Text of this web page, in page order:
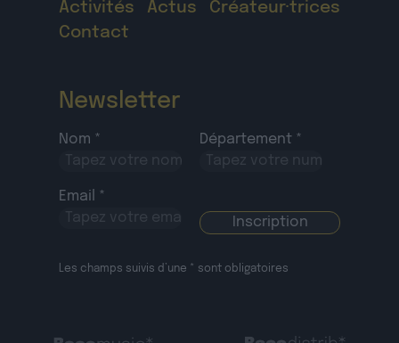
Activités Actus
Créateur·trices
Contact
Newsletter
Nom * Département *
Email *
Les champs suivis d’une * sont obligatoires